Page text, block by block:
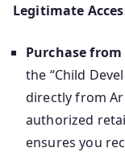
Legitimate
Purchase
the “Child
directly from
authorized
ensures you